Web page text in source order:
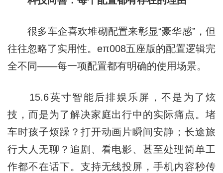
很多车企喜欢堆砌配置来彰显“豪华感”，但
往往忽略了实用性。eπ008五座版的配置逻辑完
全不同——每一项配置都有明确的使用场景。
15.6英寸智能后排娱乐屏，不是为了炫
技，而是为了解决家庭出行中的实际痛点。堵
车时孩子烦躁？打开动画片瞬间安静；长途旅
行大人无聊？追剧、看电影、甚至处理简单工
作都不在话下。支持无线投屏，手机内容秒传